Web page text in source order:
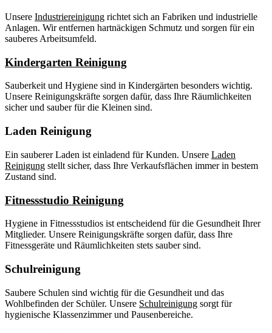
Unsere Industriereinigung richtet sich an Fabriken und industrielle
Anlagen. Wir entfernen hartnäckigen Schmutz und sorgen für ein
sauberes Arbeitsumfeld.
Kindergarten Reinigung
Sauberkeit und Hygiene sind in Kindergärten besonders wichtig.
Unsere Reinigungskräfte sorgen dafür, dass Ihre Räumlichkeiten
sicher und sauber für die Kleinen sind.
Laden Reinigung
Ein sauberer Laden ist einladend für Kunden. Unsere Laden
Reinigung stellt sicher, dass Ihre Verkaufsflächen immer in bestem
Zustand sind.
Fitnessstudio Reinigung
Hygiene in Fitnessstudios ist entscheidend für die Gesundheit Ihrer
Mitglieder. Unsere Reinigungskräfte sorgen dafür, dass Ihre
Fitnessgeräte und Räumlichkeiten stets sauber sind.
Schulreinigung
Saubere Schulen sind wichtig für die Gesundheit und das
Wohlbefinden der Schüler. Unsere Schulreinigung sorgt für
hygienische Klassenzimmer und Pausenbereiche.